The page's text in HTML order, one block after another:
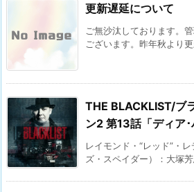
更新遅延について
ご無沙汰しております。
ございます。昨年秋より
THE BLACKLIST/ブ
ン2 第13話「ディア･
レイモンド・“レッド”・
ズ・スペイダー）：大塚